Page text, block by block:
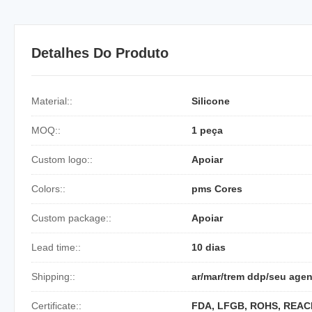
Detalhes Do Produto
Material:: Silicone
MOQ:: 1 peça
Custom logo:: Apoiar
Colors:: pms Cores
Custom package:: Apoiar
Lead time:: 10 dias
Shipping:: ar/mar/trem ddp/seu
Certificate:: FDA, LFGB, ROHS,